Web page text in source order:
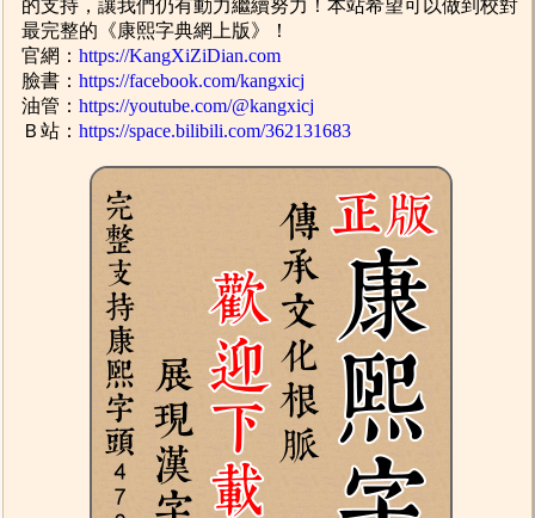
的支持，讓我們仍有動力繼續努力！本站希望可以做到校對
最完整的《康熙字典網上版》！
官網：https://KangXiZiDian.com
臉書：https://facebook.com/kangxicj
油管：https://youtube.com/@kangxicj
Ｂ站：https://space.bilibili.com/362131683